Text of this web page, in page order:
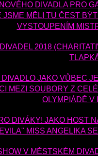
DIVADLA PRO
JSME MĚLI TU ČEST
VYSTOUPENÍM
2018
JAKO VŮBEC
MEZI SOUBORY Z
OLYMPIÁDĚ V
DIVÁKY! JAKO HOST
MISS ANGELIKA
V MĚSTSKÉM